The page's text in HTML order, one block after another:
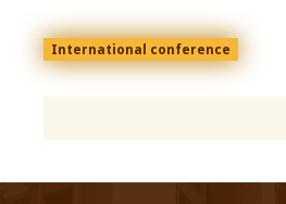
Menu
top
En
International conference